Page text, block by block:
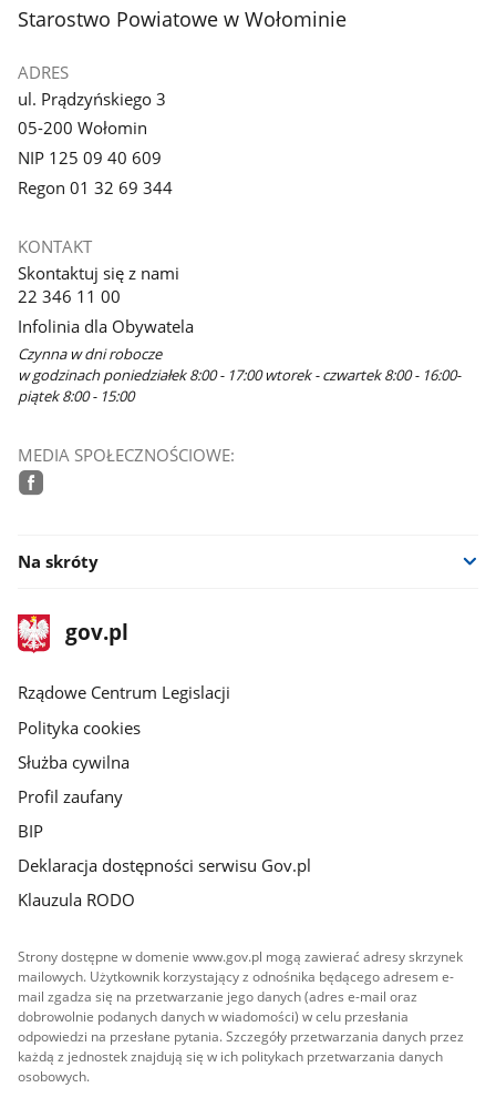
stopka
Starostwo Powiatowe w Wołominie
ADRES
ul. Prądzyńskiego 3
05-200 Wołomin
NIP 125 09 40 609
Regon 01 32 69 344
KONTAKT
Skontaktuj się z nami
22 346 11 00
Infolinia dla Obywatela
Czynna w dni robocze
w godzinach poniedziałek 8:00 - 17:00 wtorek - czwartek 8:00 - 16:00-
piątek 8:00 - 15:00
MEDIA SPOŁECZNOŚCIOWE:
Na skróty
stopka
gov.plStrona
gov.pl
Rządowe Centrum Legislacji
Polityka cookies
Służba cywilna
Profil zaufany
BIP
Deklaracja dostępności serwisu Gov.pl
Klauzula RODO
Strony dostępne w domenie www.gov.pl mogą zawierać adresy skrzynek
mailowych. Użytkownik korzystający z odnośnika będącego adresem e-
mail zgadza się na przetwarzanie jego danych (adres e-mail oraz
dobrowolnie podanych danych w wiadomości) w celu przesłania
odpowiedzi na przesłane pytania. Szczegóły przetwarzania danych przez
każdą z jednostek znajdują się w ich politykach przetwarzania danych
osobowych.